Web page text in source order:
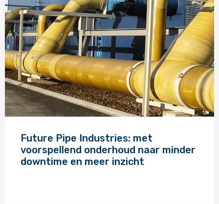
Future Pipe Industries: met
voorspellend onderhoud naar minder
downtime en meer inzicht
meer